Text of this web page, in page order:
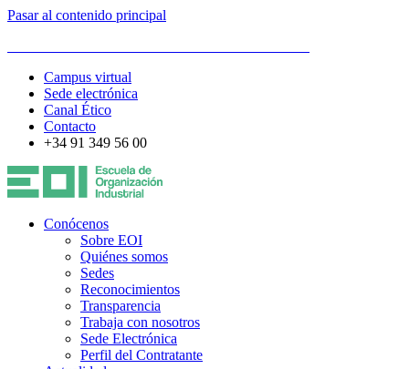
Pasar al contenido principal
Campus virtual
Sede electrónica
Canal Ético
Contacto
+34 91 349 56 00
Conócenos
Sobre EOI
Quiénes somos
Sedes
Reconocimientos
Transparencia
Trabaja con nosotros
Sede Electrónica
Perfil del Contratante